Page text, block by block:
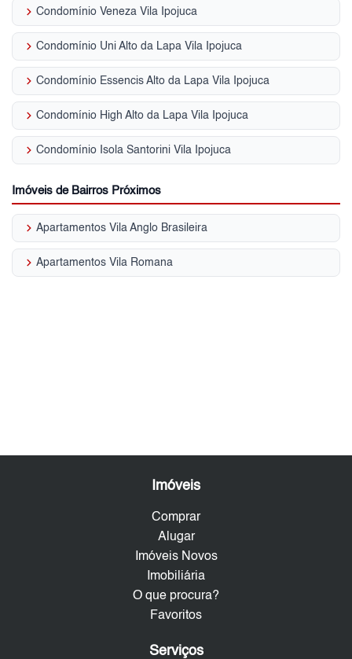
keyboard_arrow_right Condomínio Veneza Vila Ipojuca
keyboard_arrow_right Condomínio Uni Alto da Lapa Vila Ipojuca
keyboard_arrow_right Condomínio Essencis Alto da Lapa Vila Ipojuca
keyboard_arrow_right Condomínio High Alto da Lapa Vila Ipojuca
keyboard_arrow_right Condomínio Isola Santorini Vila Ipojuca
Imóveis de Bairros Próximos
keyboard_arrow_right Apartamentos Vila Anglo Brasileira
keyboard_arrow_right Apartamentos Vila Romana
Imóveis
Comprar
Alugar
Imóveis Novos
Imobiliária
O que procura?
Favoritos
Serviços